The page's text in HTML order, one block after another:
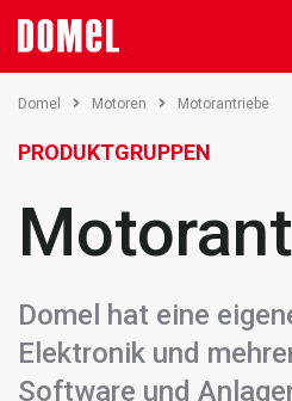
Domel Motoren Motorantriebe
PRODUKTGRUPPEN
Domel hat eine
Elektronik und
Software und